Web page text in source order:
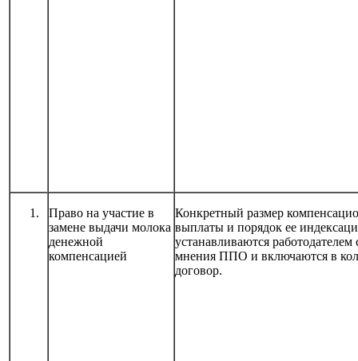
Право на участие в
замене выдачи молока
денежной
компенсацией
Конкретный размер
выплаты и порядок ее
устанавливаются работодателем
мнения ППО и включаются в
договор.